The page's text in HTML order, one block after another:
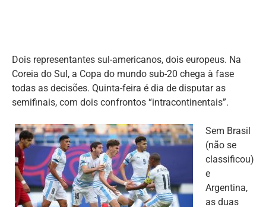
Dois representantes sul-americanos, dois europeus. Na
Coreia do Sul, a Copa do mundo sub-20 chega à fase
todas as decisões. Quinta-feira é dia de disputar as
semifinais, com dois confrontos “intracontinentais”.
Sem Brasil
(não se
classificou)
e
Argentina,
as duas